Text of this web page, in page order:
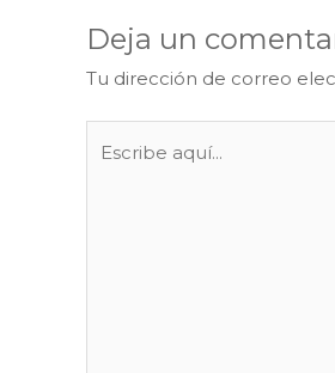
Deja un
Tu dirección de correo